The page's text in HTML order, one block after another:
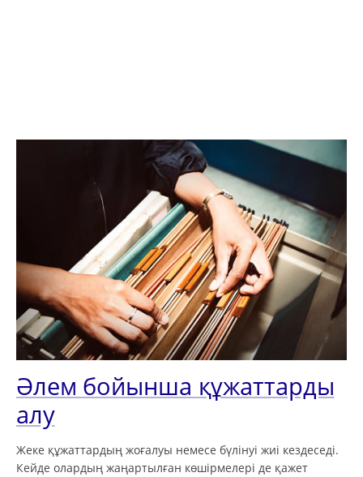
Әлем бойынша құжаттарды
алу
Жеке құжаттардың жоғалуы немесе бүлінуі жиі кездеседі.
Кейде олардың жаңартылған көшірмелері де қажет